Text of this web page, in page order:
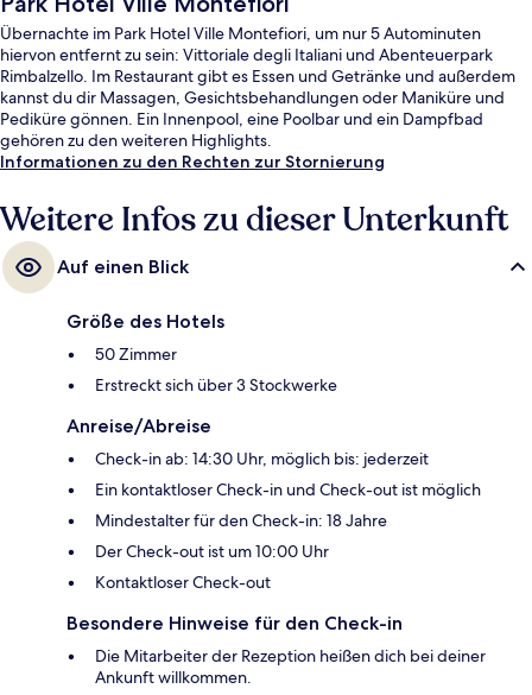
Übernachte im Park Hotel Ville Montefiori, um nur 5 Autominuten
hiervon entfernt zu sein: Vittoriale degli Italiani und Abenteuerpark
Rimbalzello. Im Restaurant gibt es Essen und Getränke und außerdem
kannst du dir Massagen, Gesichtsbehandlungen oder Maniküre und
Pediküre gönnen. Ein Innenpool, eine Poolbar und ein Dampfbad
gehören zu den weiteren Highlights.
Informationen zu den Rechten zur Stornierung
Weitere Infos zu dieser Unterkunft
Auf einen Blick
Größe des Hotels
50 Zimmer
Erstreckt sich über 3 Stockwerke
Anreise/Abreise
Check-in ab: 14:30 Uhr, möglich bis: jederzeit
Ein kontaktloser Check-in und Check-out ist möglich
Mindestalter für den Check-in: 18 Jahre
Der Check-out ist um 10:00 Uhr
Kontaktloser Check-out
Besondere Hinweise für den Check-in
Die Mitarbeiter der Rezeption heißen dich bei deiner
Ankunft willkommen.